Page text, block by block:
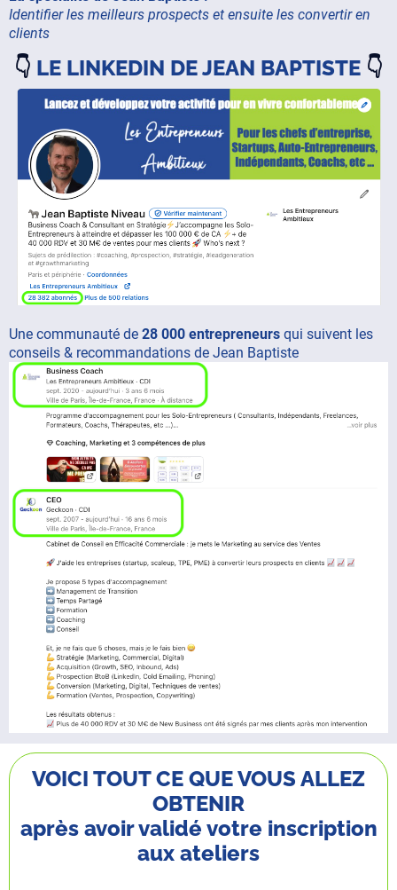
Identifier les meilleurs prospects et ensuite les convertir en
clients
👇 LE LINKEDIN DE JEAN BAPTISTE 👇
Une communauté de 28 000 entrepreneurs qui suivent les
conseils & recommandations de Jean Baptiste
VOICI TOUT CE QUE VOUS ALLEZ
OBTENIR
après avoir validé votre inscription
aux ateliers